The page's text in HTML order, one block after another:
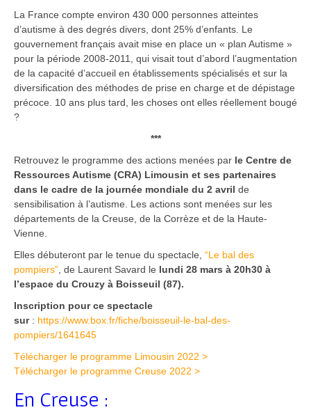
La France compte environ 430 000 personnes atteintes
d’autisme à des degrés divers, dont 25% d’enfants. Le
gouvernement français avait mise en place un « plan Autisme »
pour la période 2008-2011, qui visait tout d’abord l’augmentation
de la capacité d’accueil en établissements spécialisés et sur la
diversification des méthodes de prise en charge et de dépistage
précoce. 10 ans plus tard, les choses ont elles réellement bougé
?
***
Retrouvez le programme des actions menées par le Centre de
Ressources Autisme (CRA) Limousin et ses partenaires
dans le cadre de la journée mondiale du 2 avril de
sensibilisation à l’autisme. Les actions sont menées sur les
départements de la Creuse, de la Corrèze et de la Haute-
Vienne.
Elles débuteront par le tenue du spectacle, “Le bal des
pompiers”, de Laurent Savard le lundi 28 mars à 20h30 à
l’espace du Crouzy à Boisseuil (87).
Inscription pour ce spectacle
sur: https://www.box.fr/fiche/boisseuil-le-bal-des-
pompiers/1641645
Télécharger le programme Limousin 2022 >
Télécharger le programme Creuse 2022 >
En Creuse :